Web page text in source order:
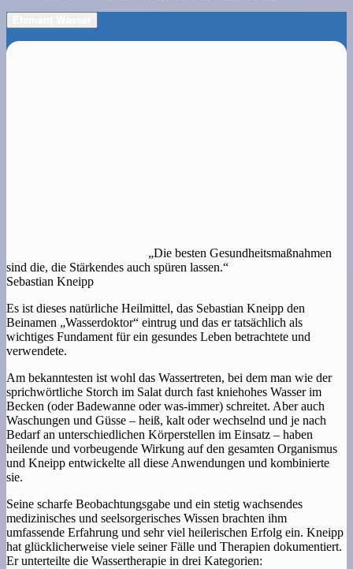
„Die besten Gesundheitsmaßnahmen
sind die, die Stärkendes auch spüren lassen.“
Sebastian Kneipp
Es ist dieses natürliche Heilmittel, das Sebastian Kneipp den
Beinamen „Wasserdoktor“ eintrug und das er tatsächlich als
wichtiges Fundament für ein gesundes Leben betrachtete und
verwendete.
Am bekanntesten ist wohl das Wassertreten, bei dem man wie der
sprichwörtliche Storch im Salat durch fast kniehohes Wasser im
Becken (oder Badewanne oder was-immer) schreitet. Aber auch
Waschungen und Güsse – heiß, kalt oder wechselnd und je nach
Bedarf an unterschiedlichen Körperstellen im Einsatz – haben
heilende und vorbeugende Wirkung auf den gesamten Organismus
und Kneipp entwickelte all diese Anwendungen und kombinierte
sie.
Seine scharfe Beobachtungsgabe und ein stetig wachsendes
medizinisches und seelsorgerisches Wissen brachten ihm
umfassende Erfahrung und sehr viel heilerischen Erfolg ein. Kneipp
hat glücklicherweise viele seiner Fälle und Therapien dokumentiert.
Er unterteilte die Wassertherapie in drei Kategorien: